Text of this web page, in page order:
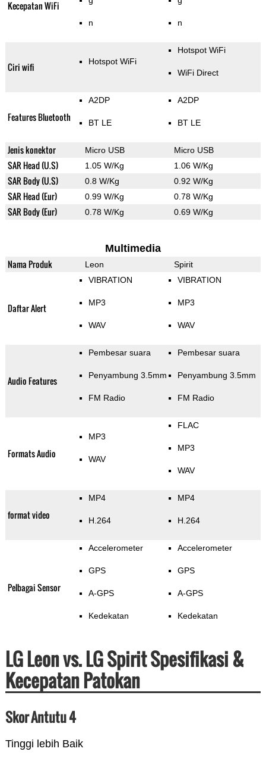
Kecepatan WiFi
n n
Ciri wifi Hotspot WiFi
Hotspot WiFi
WiFi Direct
Features Bluetooth
A2DP
BT LE
A2DP
BT LE
Jenis konektor Micro USB Micro USB
SAR Head (U.S) 1.05 W/Kg 1.06 W/Kg
SAR Body (U.S) 0.8 W/Kg 0.92 W/Kg
SAR Head (Eur) 0.99 W/Kg 0.78 W/Kg
SAR Body (Eur) 0.78 W/Kg 0.69 W/Kg
Multimedia
Nama Produk Leon Spirit
Daftar Alert
VIBRATION
MP3
WAV
VIBRATION
MP3
WAV
Audio Features
Pembesar suara
Penyambung 3.5mm
FM Radio
Pembesar suara
Penyambung 3.5mm
FM Radio
Formats Audio
MP3
WAV
FLAC
MP3
WAV
format video
MP4
H.264
MP4
H.264
Pelbagai Sensor
Accelerometer
GPS
A-GPS
Kedekatan
Accelerometer
GPS
A-GPS
Kedekatan
LG Leon vs. LG Spirit Spesifikasi &
Kecepatan Patokan
Skor Antutu 4
Tinggi lebih Baik